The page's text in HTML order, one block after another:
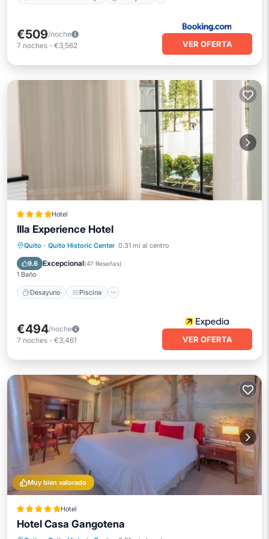
€509/noche
7 noches - €3,562 VER OFERTA
Hotel
Illa Experience Hotel
Quito · Quito Historic Center 0.31 mi al centro
9.6 Excepcional(47 Reseñas)
1 Baño
Desayuno Piscina
Desayuno Piscina
Spa
Balcón/Terraza
€494/noche
7 noches - €3,461 VER OFERTA
Muy bien valorado
Hotel
Hotel Casa Gangotena